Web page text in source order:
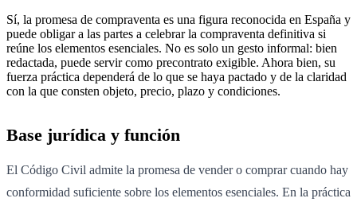
Sí, la promesa de compraventa es una figura reconocida en España y
puede obligar a las partes a celebrar la compraventa definitiva si
reúne los elementos esenciales. No es solo un gesto informal: bien
redactada, puede servir como precontrato exigible. Ahora bien, su
fuerza práctica dependerá de lo que se haya pactado y de la claridad
con la que consten objeto, precio, plazo y condiciones.
Base jurídica y función
El Código Civil admite la promesa de vender o comprar cuando hay
conformidad suficiente sobre los elementos esenciales. En la práctica